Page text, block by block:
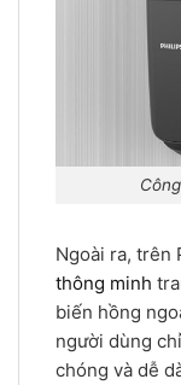
Ngoài ra, trên
thông minh
biến hồng
người dùng
chóng và dễ